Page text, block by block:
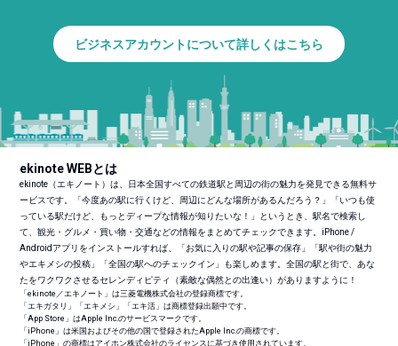
ビジネスアカウントについて詳しくはこちら
ekinote WEBとは
ekinote（エキノート）は、日本全国すべての鉄道駅と周辺の街の魅力を発見できる無料サ
ービスです。「今度あの駅に行くけど、周辺にどんな場所があるんだろう？」「いつも使
っている駅だけど、もっとディープな情報が知りたいな！」というとき、駅名で検索し
て、観光・グルメ・買い物・交通などの情報をまとめてチェックできます。iPhone /
Androidアプリをインストールすれば、「お気に入りの駅や記事の保存」「駅や街の魅力
やエキメシの投稿」「全国の駅へのチェックイン」も楽しめます。全国の駅と街で、あな
たをワクワクさせるセレンディピティ（素敵な偶然との出逢い）がありますように！
「ekinote／エキノート」は三菱電機株式会社の登録商標です。
「エキガタリ」「エキメシ」「エキ活」は商標登録出願中です。
「App Store」はApple Inc.のサービスマークです。
「iPhone」は米国およびその他の国で登録されたApple Inc.の商標です。
「iPhone」の商標はアイホン株式会社のライセンスに基づき使用されています。